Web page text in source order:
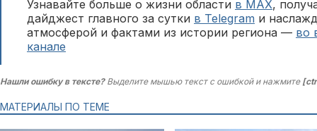
Узнавайте больше о жизни области в MAX,
дайджест главного за сутки в Telegram и
атмосферой и фактами из истории региона — во
канале
Нашли ошибку в тексте?Выделите мышью текст с ошибкой и нажмите
МАТЕРИАЛЫ ПО ТЕМЕ